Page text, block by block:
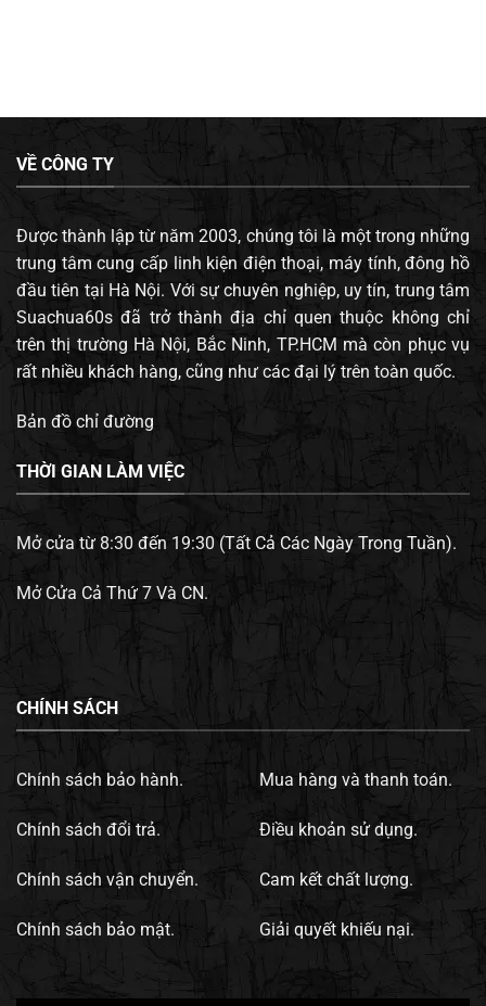
VỀ CÔNG TY
Được thành lập từ năm 2003, chúng tôi là một trong những
trung tâm cung cấp linh kiện điện thoại, máy tính, đông hồ
đầu tiên tại Hà Nội. Với sự chuyên nghiệp, uy tín, trung tâm
Suachua60s đã trở thành địa chỉ quen thuộc không chỉ
trên thị trường Hà Nội, Bắc Ninh, TP.HCM mà còn phục vụ
rất nhiều khách hàng, cũng như các đại lý trên toàn quốc.
Bản đồ chỉ đường
THỜI GIAN LÀM VIỆC
Mở cửa từ 8:30 đến 19:30 (Tất Cả Các Ngày Trong Tuần).
Mở Cửa Cả Thứ 7 Và CN.
CHÍNH SÁCH
Chính sách bảo hành.
Chính sách đổi trả.
Chính sách vận chuyển.
Chính sách bảo mật.
Mua hàng và thanh toán.
Điều khoản sử dụng.
Cam kết chất lượng.
Giải quyết khiếu nại.